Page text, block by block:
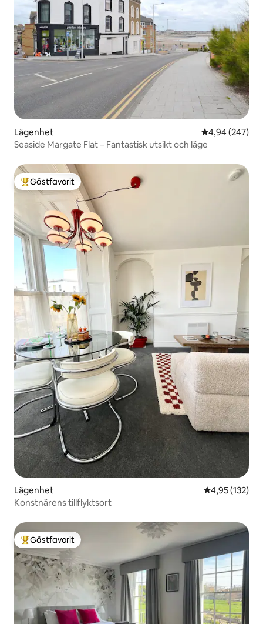
Lägenhet 4,94 av 5 i
4,94 (247)
Seaside Margate Flat – Fantastisk utsikt och läge
Populär gästfavorit
Gästfavorit
Lägenhet 4,95 av 5 i
4,95 (132)
Konstnärens tillflyktsort
Populär gästfavorit
Gästfavorit